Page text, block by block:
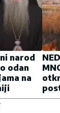
narod
odan
na